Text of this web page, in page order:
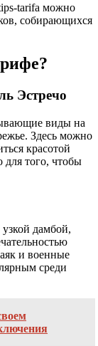
tarifa можно
собирающихся
Эстречо
виды на
Здесь можно
красотой
того, чтобы
дамбой,
и военные
среди